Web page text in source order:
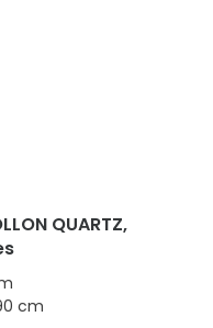
QUARTZ,
cm